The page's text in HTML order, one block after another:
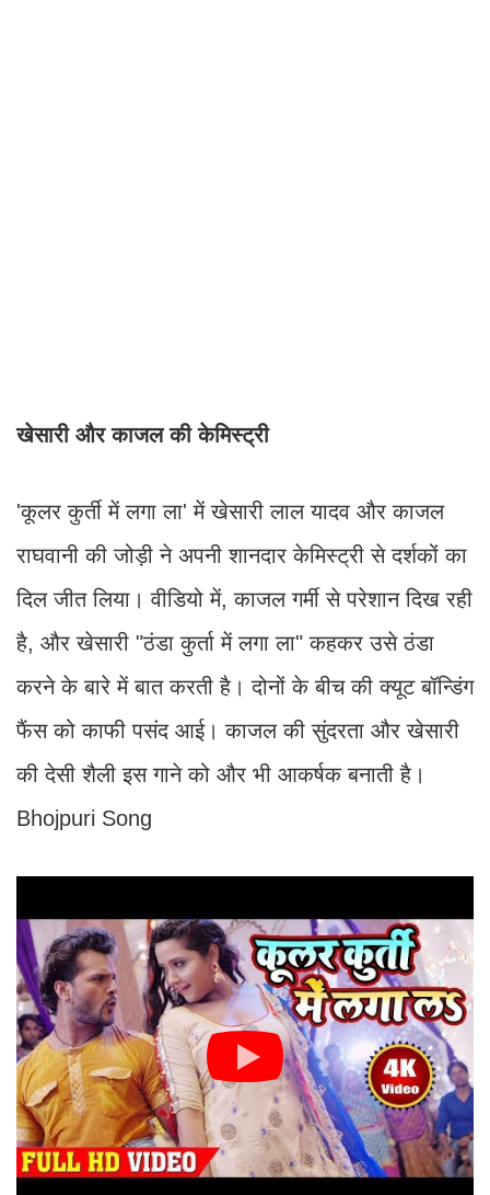
खेसारी और काजल की केमिस्ट्री
'कूलर कुर्ती में लगा ला' में खेसारी लाल यादव और काजल
राघवानी की जोड़ी ने अपनी शानदार केमिस्ट्री से दर्शकों का
दिल जीत लिया। वीडियो में, काजल गर्मी से परेशान दिख रही
है, और खेसारी "ठंडा कुर्ता में लगा ला" कहकर उसे ठंडा
करने के बारे में बात करती है। दोनों के बीच की क्यूट बॉन्डिंग
फैंस को काफी पसंद आई। काजल की सुंदरता और खेसारी
की देसी शैली इस गाने को और भी आकर्षक बनाती है।
Bhojpuri Song